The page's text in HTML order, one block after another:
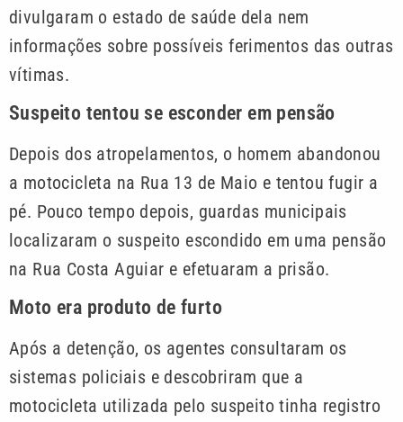
divulgaram o estado de saúde dela nem
informações sobre possíveis ferimentos das outras
vítimas.
Suspeito tentou se esconder em pensão
Depois dos atropelamentos, o homem abandonou
a motocicleta na Rua 13 de Maio e tentou fugir a
pé. Pouco tempo depois, guardas municipais
localizaram o suspeito escondido em uma pensão
na Rua Costa Aguiar e efetuaram a prisão.
Moto era produto de furto
Após a detenção, os agentes consultaram os
sistemas policiais e descobriram que a
motocicleta utilizada pelo suspeito tinha registro